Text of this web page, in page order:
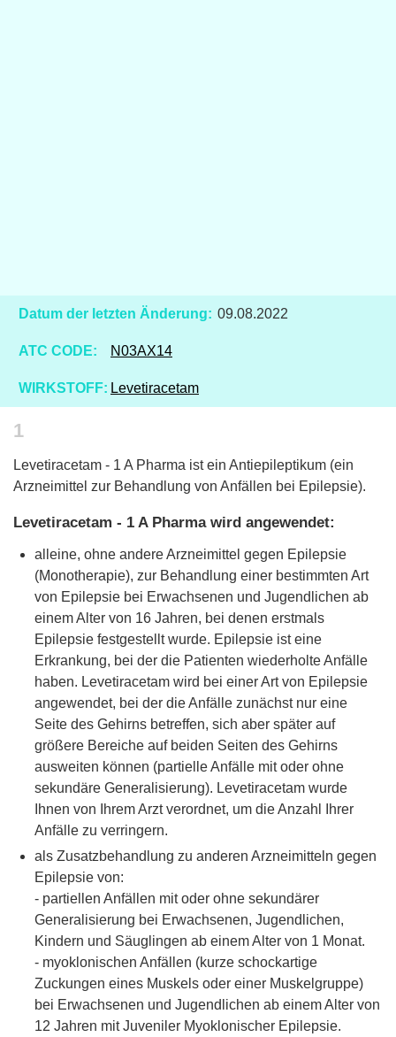
Datum der letzten Änderung: 09.08.2022
ATC CODE: N03AX14
WIRKSTOFF: Levetiracetam
1
Levetiracetam - 1 A Pharma ist ein Antiepileptikum (ein
Arzneimittel zur Behandlung von Anfällen bei Epilepsie).
Levetiracetam - 1 A Pharma wird angewendet:
alleine, ohne andere Arzneimittel gegen Epilepsie
(Monotherapie), zur Behandlung einer bestimmten Art
von Epilepsie bei Erwachsenen und Jugendlichen ab
einem Alter von 16 Jahren, bei denen erstmals
Epilepsie festgestellt wurde. Epilepsie ist eine
Erkrankung, bei der die Patienten wiederholte Anfälle
haben. Levetiracetam wird bei einer Art von Epilepsie
angewendet, bei der die Anfälle zunächst nur eine
Seite des Gehirns betreffen, sich aber später auf
größere Bereiche auf beiden Seiten des Gehirns
ausweiten können (partielle Anfälle mit oder ohne
sekundäre Generalisierung). Levetiracetam wurde
Ihnen von Ihrem Arzt verordnet, um die Anzahl Ihrer
Anfälle zu verringern.
als Zusatzbehandlung zu anderen Arzneimitteln gegen
Epilepsie von:
- partiellen Anfällen mit oder ohne sekundärer
Generalisierung bei Erwachsenen, Jugendlichen,
Kindern und Säuglingen ab einem Alter von 1 Monat.
- myoklonischen Anfällen (kurze schockartige
Zuckungen eines Muskels oder einer Muskelgruppe)
bei Erwachsenen und Jugendlichen ab einem Alter von
12 Jahren mit Juveniler Myoklonischer Epilepsie.